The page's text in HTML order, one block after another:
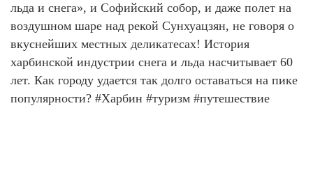
льда и снега», и Софийский собор, и даже полет на
воздушном шаре над рекой Сунхуацзян, не говоря о
вкуснейших местных деликатесах! История
харбинской индустрии снега и льда насчитывает 60
лет. Как городу удается так долго оставаться на пике
популярности? #Харбин #туризм #путешествие